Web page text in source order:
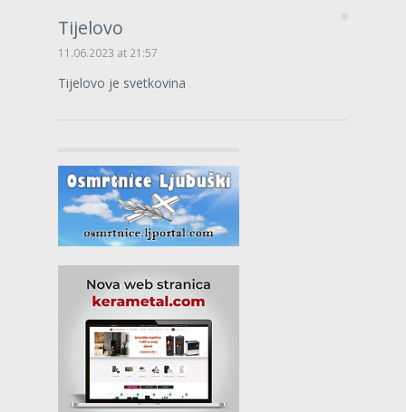
Tijelovo
11.06.2023 at 21:57
Tijelovo je svetkovina